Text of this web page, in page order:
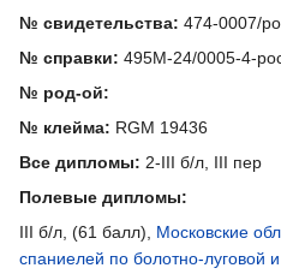
№ свидетельства: 474-0007/
№ справки: 495М-24/0005-4-
№ род-ой:
№ клейма: RGM 19436
Все дипломы: 2-III б/л, III пер
Полевые дипломы:
III б/л, (61 балл), Московские
спаниелей по болотно-луговой